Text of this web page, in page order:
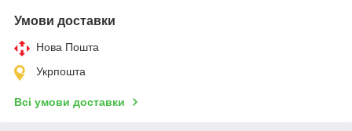
Умови доставки
Нова Пошта
Укрпошта
Всі умови доставки